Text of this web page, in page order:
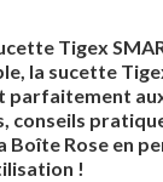
Tigex
la sucette
parfaitement
conseils
Rose en
!